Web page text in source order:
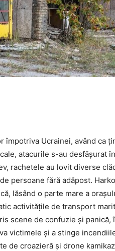
împotriva Ucrainei, având ca
atacurile s-au desfășurat
rachetele au lovit diverse
persoane fără adăpost.
lăsând o parte mare a
activitățile de transport
scene de confuzie și panică,
victimele și a stinge
de croazieră și drone